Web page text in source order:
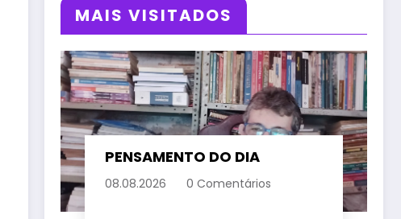
MAIS VISITADOS
PENSAMENTO DO DIA
08.08.2026 0 Comentários